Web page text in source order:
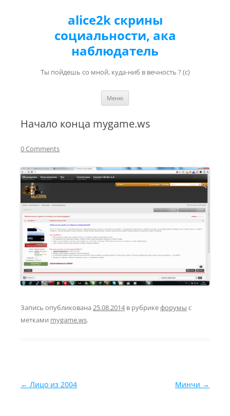
alice2k скрины
социальности, ака
наблюдатель
Ты пойдешь со мной, куда-ниб в вечность ? (с)
Меню
Начало конца mygame.ws
0 Comments
Запись опубликована 25.08.2014в рубрикефорумы с
метками mygame.ws.
Навигация по записям
← Лицо из 2004 Минчи →